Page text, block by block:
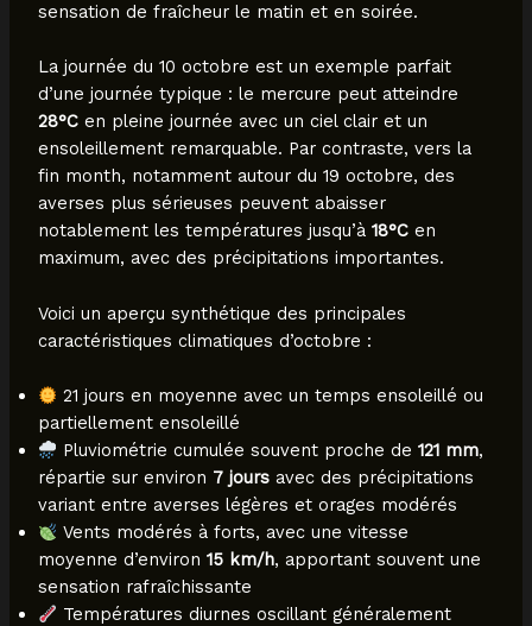
sensation de fraîcheur le matin et en soirée.
La journée du 10 octobre est un exemple parfait
d’une journée typique : le mercure peut atteindre
28°Cen pleine journée avec un ciel clair et un
ensoleillement remarquable. Par contraste, vers la
fin month, notamment autour du 19 octobre, des
averses plus sérieuses peuvent abaisser
notablement les températures jusqu’à 18°Cen
maximum, avec des précipitations importantes.
Voici un aperçu synthétique des principales
caractéristiques climatiques d’octobre :
21 jours en moyenne avec un temps ensoleillé ou
partiellement ensoleillé
Pluviométrie cumulée souvent proche de121 mm,
répartie sur environ 7 joursavec des précipitations
variant entre averses légères et orages modérés
Vents modérés à forts, avec une vitesse
moyenne d’environ 15 km/h, apportant souvent une
sensation rafraîchissante
Températures diurnes oscillant généralement